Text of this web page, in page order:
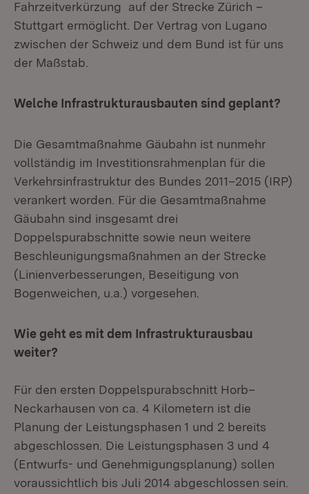
Fahrzeitverkürzung auf der Strecke Zürich –
Stuttgart ermöglicht. Der Vertrag von Lugano
zwischen der Schweiz und dem Bund ist für uns
der Maßstab.
Welche Infrastrukturausbauten sind geplant?
Die Gesamtmaßnahme Gäubahn ist nunmehr
vollständig im Investitionsrahmenplan für die
Verkehrsinfrastruktur des Bundes 2011–2015 (IRP)
verankert worden. Für die Gesamtmaßnahme
Gäubahn sind insgesamt drei
Doppelspurabschnitte sowie neun weitere
Beschleunigungsmaßnahmen an der Strecke
(Linienverbesserungen, Beseitigung von
Bogenweichen, u.a.) vorgesehen.
Wie geht es mit dem Infrastrukturausbau
weiter?
Für den ersten Doppelspurabschnitt Horb–
Neckarhausen von ca. 4 Kilometern ist die
Planung der Leistungsphasen 1 und 2 bereits
abgeschlossen. Die Leistungsphasen 3 und 4
(Entwurfs- und Genehmigungsplanung) sollen
voraussichtlich bis Juli 2014 abgeschlossen sein.